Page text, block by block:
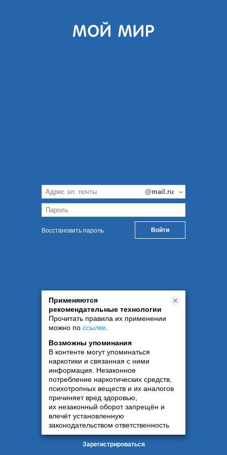
Восстановить пароль
Применяются
рекомендательные технологии
Прочитать правила их применении
можно по ссылке
Возможны упоминания
В контенте могут упоминаться
наркотики и связанная с ними
информация. Незаконное
потребление наркотических средств,
психотропных веществ и их аналогов
причиняет вред здоровью,
их незаконный оборот запрещён и
влечёт установленную
законодательством ответственность
Зарегистрироваться